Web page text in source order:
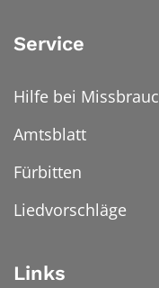
Service
Hilfe bei
Amtsblatt
Fürbitten
Liedvorschläge
Links